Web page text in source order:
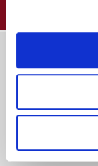
Qualora non
il banner
essere
funzionamento